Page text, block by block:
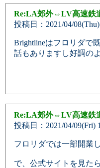
Re:LA郊外⇔LV高速鉄
投稿日：2021/04/
Brightlineはフロリダで
話もありますし好調の
Re:LA郊外⇔LV高速鉄
投稿日：2021/04/09(Fri)
フロリダでは一部開業
で、公式サイトを見た